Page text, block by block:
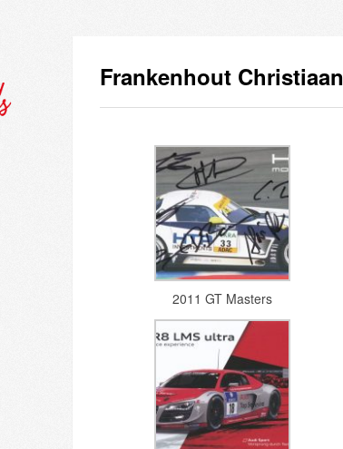
Frankenhout Christiaan
2011 GT Masters